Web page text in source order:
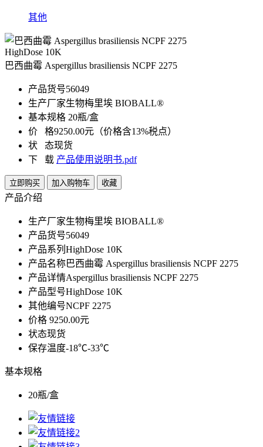
其他
HighDose 10K
巴西曲霉 Aspergillus brasiliensis NCPF 2275
产品货号56049
生产厂家生物梅里埃 BIOBALL®
基本规格 20瓶/盒
价 格9250.00元（价格含13%税点）
状 态现货
下 载 产品使用说明书.pdf
立即购买 加入购物车 收藏
产品介绍
生产厂家生物梅里埃 BIOBALL®
产品货号56049
产品系列 HighDose 10K
产品名称巴西曲霉 Aspergillus brasiliensis NCPF 2275
产品详情Aspergillus brasiliensis NCPF 2275
产品型号HighDose 10K
其他编号NCPF 2275
价格 9250.00元
状态现货
保存温度-18℃-33℃
基本规格
20瓶/盒